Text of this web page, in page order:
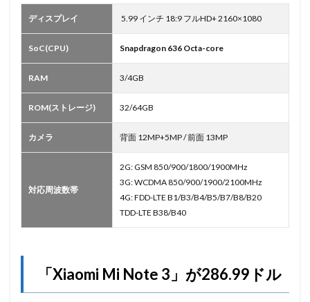
ディスプレイ 5.99 インチ 18:9 フルHD+ 2160×1080
SoC(CPU) Snapdragon 636 Octa-core
RAM 3/4GB
ROM(ストレージ) 32/64GB
カメラ 背面 12MP+5MP / 前面 13MP
対応周波数帯
2G: GSM 850/900/1800/1900MHz
3G: WCDMA 850/900/1900/2100MHz
4G: FDD-LTE B1/B3/B4/B5/B7/B8/B20
TDD-LTE B38/B40
「Xiaomi Mi Note 3」が286.99ドル